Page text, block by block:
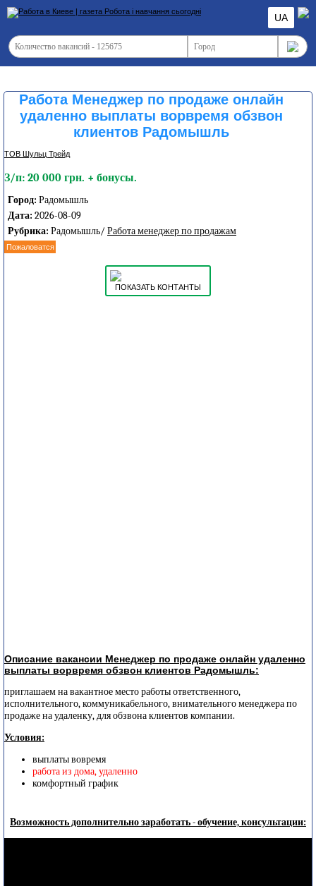
UA
Работа Менеджер по продаже онлайн
удаленно выплаты ворвремя обзвон
клиентов Радомышль
ТОВ Шульц Трейд
З/п: 20 000 грн. + бонусы.
Город: Радомышль
Дата: 2026-08-09
Рубрика: Радомышль/ Работа менеджер по продажам
Пожаловатся
ПОКАЗАТЬ КОНТАНТЫ
Описание вакансии Менеджер по продаже онлайн удаленно
выплаты ворвремя обзвон клиентов Радомышль:
приглашаем на вакантное место работы ответственного,
исполнительного, коммуникабельного, внимательного менеджера по
продаже на удаленку, для обзвона клиентов компании.
Условия:
выплаты вовремя
работа из дома, удаленно
комфортный график
Возможность дополнительно заработать - обучение, консультации: